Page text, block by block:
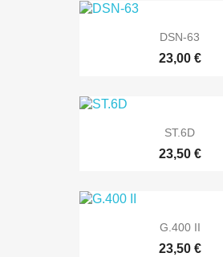
DSN-63
23,00 €
ST.6D
23,50 €
G.400 II
23,50 €